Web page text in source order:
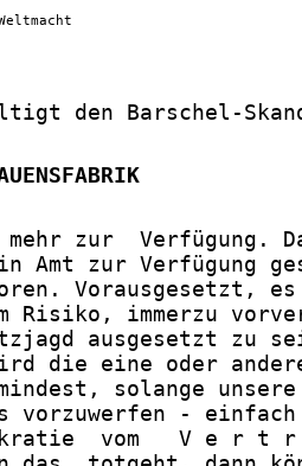
den Barschel-
zur  Verfügung.
Amt zur Verfügung
Vorausgesetzt,
Risiko, immerzu
ausgesetzt zu
die eine oder
solange
vorzuwerfen - einfach
vom   V e r t